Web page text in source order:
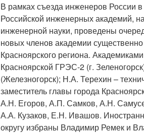
В рамках съезда инженеров России
Российской инженерных академий,
инженерной науки, проведены
новых членов академии
Красноярского региона.
Красноярской ГРЭС-2 (г.
(Железногорск); Н.А. Терехин –
заместитель главы города
А.Н. Егоров, А.П. Самков, А.Н.
А.А. Кузаков, Е.Н. Ивашов.
округу избраны Владимир Ремек и